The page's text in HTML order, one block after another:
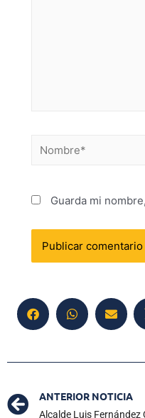
Guarda mi
ANTERIOR NOTICIA
Alcalde Luis